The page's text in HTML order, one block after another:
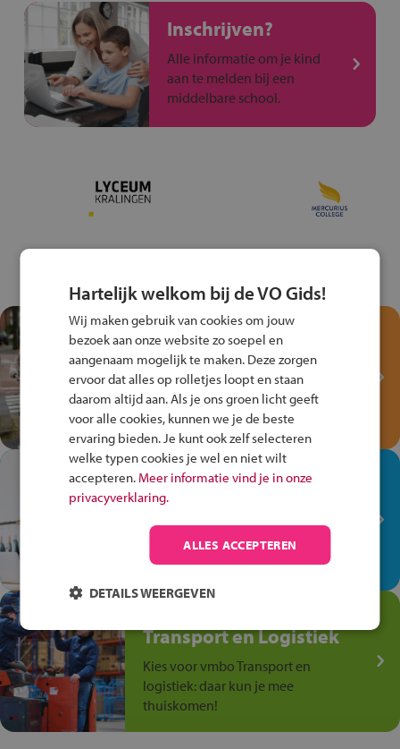
Inschrijven?
Alle informatie om je kind
aan te melden bij een
middelbare school.
Test je kennis met het
Fiets Veilig
Verkeersspel!
Speel het Fiets Veilig Verkeersspel
en win een Cortina-fiets!
In de winkel ben je op je
plek!
Ontdek via het vmbo jouw talent
op de winkelvloer, waar elke dag
anders is!
Transport en Logistiek
Kies voor vmbo Transport en
logistiek: daar kun je mee
thuiskomen!
Hartelijk welkom bij de VO Gids!
Wij maken gebruik van cookies om jouw
bezoek aan onze website zo soepel en
aangenaam mogelijk te maken. Deze zorgen
ervoor dat alles op rolletjes loopt en staan
daarom altijd aan. Als je ons groen licht geeft
voor alle cookies, kunnen we je de beste
ervaring bieden. Je kunt ook zelf selecteren
welke typen cookies je wel en niet wilt
accepteren. Meer informatie vind je in onze
privacyverklaring.
ALLES ACCEPTEREN
DETAILS WEERGEVEN